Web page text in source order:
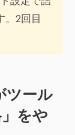
。2回目
ツール
をや